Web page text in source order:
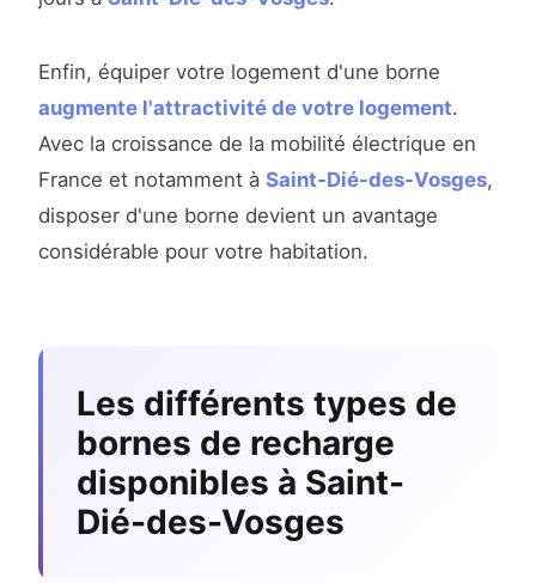
Enfin, équiper votre logement d'une borne
augmente l'attractivité de votre logement.
Avec la croissance de la mobilité électrique en
France et notamment à Saint-Dié-des-Vosges,
disposer d'une borne devient un avantage
considérable pour votre habitation.
Les différents types de
bornes de recharge
disponibles à Saint-
Dié-des-Vosges